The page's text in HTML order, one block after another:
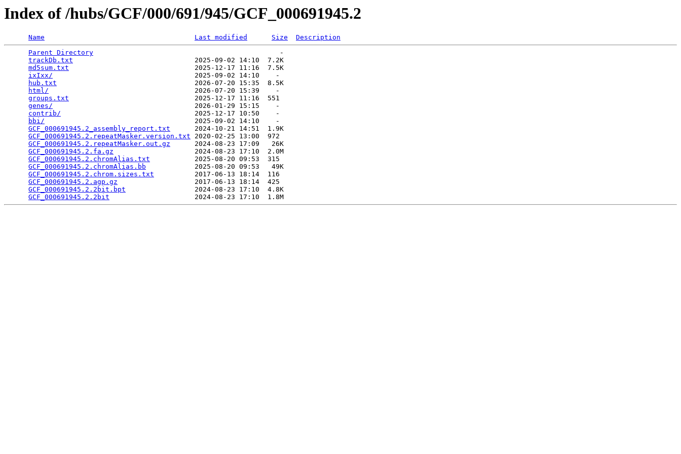
Index of /hubs/GCF/000/691/945/GCF_000691945.2
Name Last modified Size
Description
Parent Directory
                                              -
trackDb.txt
                              2025-09-02 14:10  7.2K
md5sum.txt
                               2025-12-17 11:16  7.5K
ixIxx/
                                   2025-09-02 14:10    -
hub.txt
                                  2026-07-20 15:35  8.5K
html/
                                    2026-07-20 15:39    -
groups.txt
                               2025-12-17 11:16  551
genes/
                                   2026-01-29 15:15    -
contrib/
                                 2025-12-17 10:50    -
bbi/
                                     2025-09-02 14:10    -
GCF_000691945.2_assembly_report.txt
      2024-10-21 14:51  1.9K
GCF_000691945.2.repeatMasker.version.txt 2020-02-25 13:00  972
GCF_000691945.2.repeatMasker.out.gz
      2024-08-23 17:09   26K
GCF_000691945.2.fa.gz
                    2024-08-23 17:10  2.0M
GCF_000691945.2.chromAlias.txt
           2025-08-20 09:53  315
GCF_000691945.2.chromAlias.bb
            2025-08-20 09:53   49K
GCF_000691945.2.chrom.sizes.txt
          2017-06-13 18:14  116
GCF_000691945.2.agp.gz
                   2017-06-13 18:14  425
GCF_000691945.2.2bit.bpt
                 2024-08-23 17:10  4.8K
GCF_000691945.2.2bit